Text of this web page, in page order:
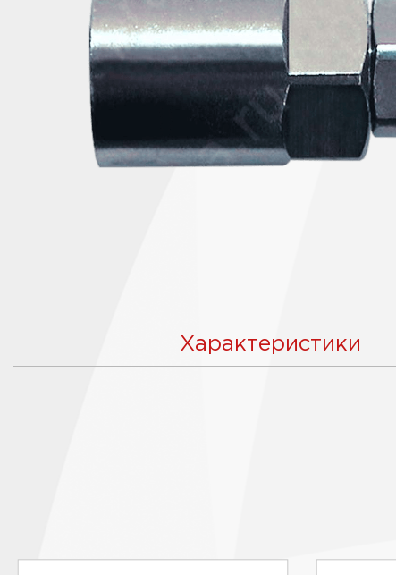
Характеристики